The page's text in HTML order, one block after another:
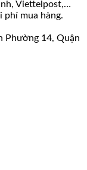
Viettelpost,…
phí mua hàng.
Phường 14, Quận